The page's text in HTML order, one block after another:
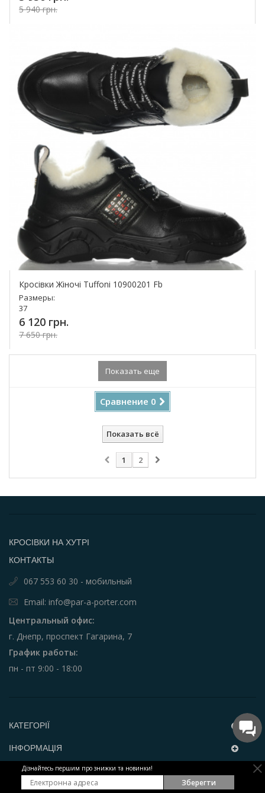
Дізнайтесь першим про знижки та новинки!
Зберегти
5 940 грн.
Кросівки Жіночі Tuffoni 10900201 Fb
Размеры:
37
6 120 грн.
7 650 грн.
Купить!
Сравнение 0
Показать всё
Показать еще
1 2
КРОСІВКИ НА ХУТРІ
КОНТАКТЫ
067 553 60 30 - мобильный
Email: info@par-a-porter.com
Центральный офис:
г. Днепр, проспект Гагарина, 7
График работы:
пн - пт 9:00 - 18:00
КАТЕГОРІЇ
ІНФОРМАЦІЯ
ЧАСТІ ПИТАННЯ